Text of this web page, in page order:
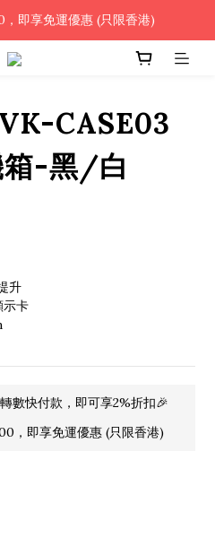
快付款，即可享2%優惠🎉
即享免運優惠 (只限香港)
快付款，即可享2%優惠🎉
CASE03
-黑/白
升
卡
數快付款，即可享2%折扣🎉
，即享免運優惠 (只限香港)